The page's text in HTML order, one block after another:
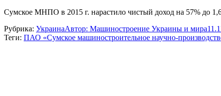
Сумское МНПО в 2015 г. нарастило чистый доход на 57% до
Рубрика: УкраинаАвтор: Машиностроение Украины и мира
Теги: ПАО «Сумское машиностроительное научно-